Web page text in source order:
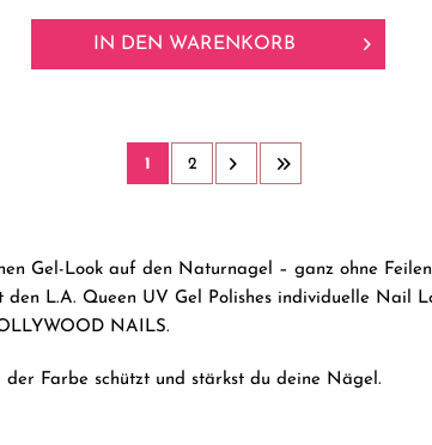
IN DEN WARENKORB
1 2
Gel-Look auf den Naturnagel – ganz ohne
L.A. Queen UV Gel Polishes individuelle Nail
NAILS.
Farbe schützt und stärkst du deine Nägel.